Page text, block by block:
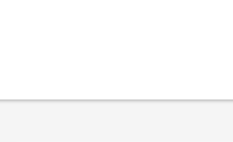
これまでの経験を活かしていただける